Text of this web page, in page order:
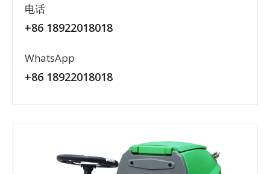
电话
+86 18922018018
WhatsApp
+86 18922018018